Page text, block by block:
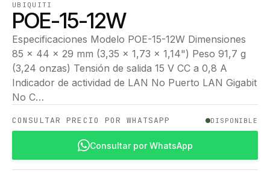
UBIQUITI
POE-15-12W
Especificaciones Modelo POE-15-12W Dimensiones
85 x 44 x 29 mm (3,35 x 1,73 x 1,14") Peso 91,7 g
(3,24 onzas) Tensión de salida 15 V CC a 0,8 A
Indicador de actividad de LAN No Puerto LAN Gigabit
No C…
CONSULTAR PRECIO POR WHATSAPP DISPONIBLE
Consultar por WhatsApp